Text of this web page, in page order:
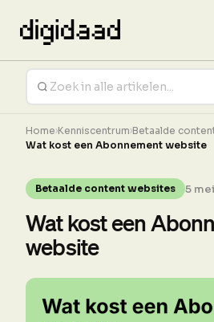
Home›Kenniscentrum›Betaalde
Wat kost een Abonnement website
Betaalde content websites 5
Wat kost een
website